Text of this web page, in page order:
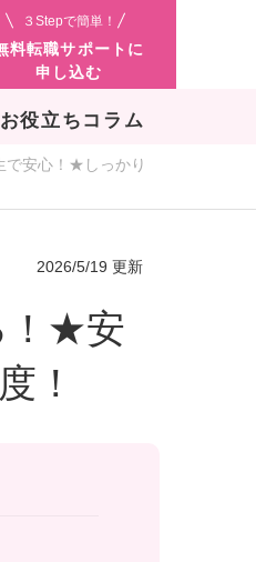
３Stepで簡単！
料転職サポートに
申し込む
役立ちコラム
安心！★しっかり
2026/5/19 更新
！★安
！